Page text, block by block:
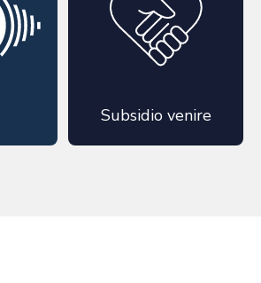
Subsidio venire